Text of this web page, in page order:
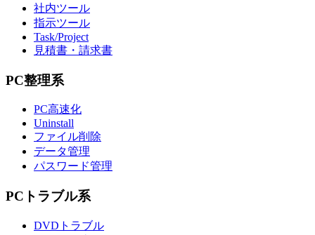
社内ツール
指示ツール
Task/Project
見積書・請求書
PC整理系
PC高速化
Uninstall
ファイル削除
データ管理
パスワード管理
PCトラブル系
DVDトラブル